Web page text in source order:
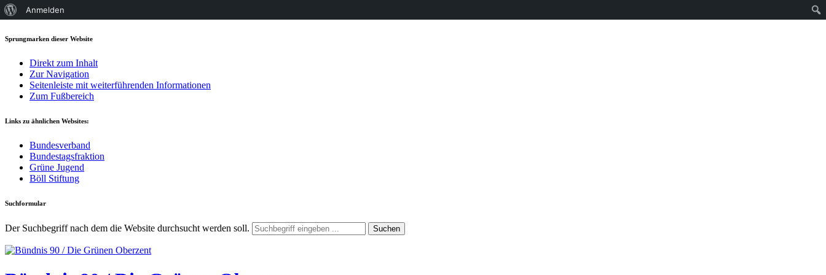
Sprungmarken dieser Website
Direkt zum Inhalt
Zur Navigation
Seitenleiste mit weiterführenden Informationen
Zum Fußbereich
Links zu ähnlichen Websites:
Bundesverband
Bundestagsfraktion
Grüne Jugend
Böll Stiftung
Suchformular
Der Suchbegriff nach dem die Website durchsucht werden soll. Suchen
Über
Anmelden